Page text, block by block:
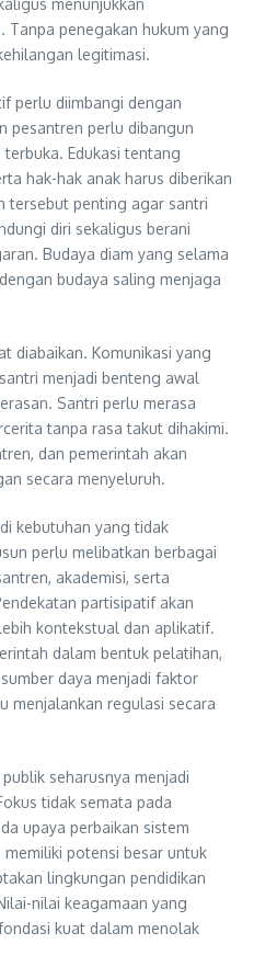
Tanpa penegakan hukum yang
legitimasi.
perlu diimbangi dengan
pesantren perlu dibangun
Edukasi tentang
hak-hak anak harus diberikan
tersebut penting agar santri
diri sekaligus berani
Budaya diam yang selama
budaya saling menjaga
diabaikan. Komunikasi yang
menjadi benteng awal
Santri perlu merasa
tanpa rasa takut dihakimi.
dan pemerintah akan
secara menyeluruh.
kebutuhan yang tidak
perlu melibatkan berbagai
akademisi, serta
partisipatif akan
kontekstual dan aplikatif.
dalam bentuk pelatihan,
daya menjadi faktor
menjalankan regulasi secara
seharusnya menjadi
tidak semata pada
upaya perbaikan sistem
potensi besar untuk
lingkungan pendidikan
nilai keagamaan yang
kuat dalam menolak